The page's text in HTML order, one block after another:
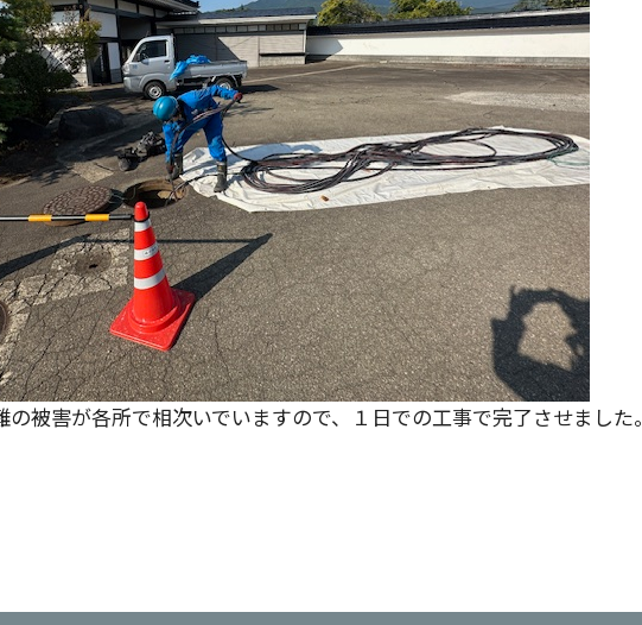
被害が各所で相次いでいますので、１日での工事で完了させました。